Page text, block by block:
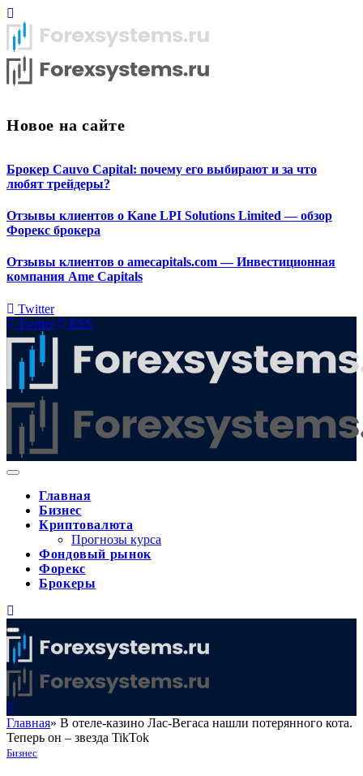
Новое на сайте
Брокер Cauvo Capital: почему его выбирают и за что
любят трейдеры?
Отзывы клиентов о Kane LPI Solutions Limited — обзор
Форекс брокера
Отзывы клиентов о amecapitals.com — Инвестиционная
компания Ame Capitals
Twitter
Twitter
RSS
Главная
Бизнес
Криптовалюта
Прогнозы курса
Фондовый рынок
Форекс
Брокеры
Главная» В отеле-казино Лас-Вегаса нашли потерянного кота.
Теперь он – звезда TikTok
Бизнес